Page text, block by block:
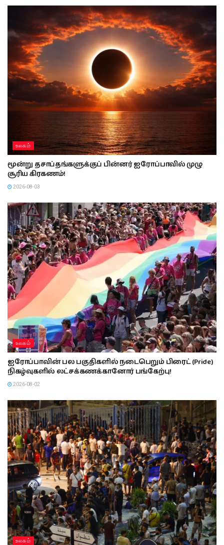
உலகம்
மூன்று தசாப்தங்களுக்குப் பின்னர் ஐரோப்பாவில் முழு
சூரிய கிரகணம்!
2026-08-03
உலகம்
ஐரோப்பாவின் பல பகுதிகளில் நடைபெறும் பிரைட் (Pride)
நிகழ்வுகளில் லட்சக்கணக்கானோர் பங்கேற்பு!
2026-08-02
உலகம்